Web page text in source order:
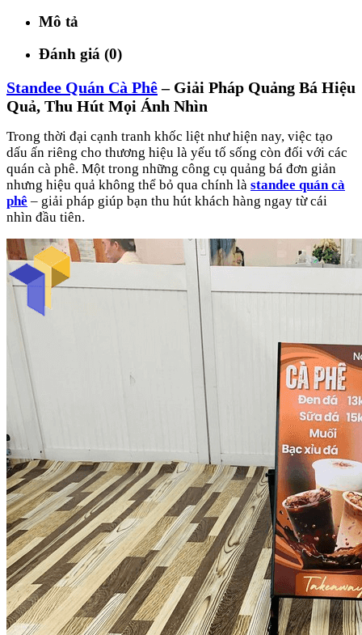
Mô tả
Đánh giá (0)
Standee Quán Cà Phê– Giải Pháp Quảng Bá Hiệu
Quả, Thu Hút Mọi Ánh Nhìn
Trong thời đại cạnh tranh khốc liệt như hiện nay, việc tạo
dấu ấn riêng cho thương hiệu là yếu tố sống còn đối với các
quán cà phê. Một trong những công cụ quảng bá đơn giản
nhưng hiệu quả không thể bỏ qua chính là standee quán cà
phê – giải pháp giúp bạn thu hút khách hàng ngay từ cái
nhìn đầu tiên.